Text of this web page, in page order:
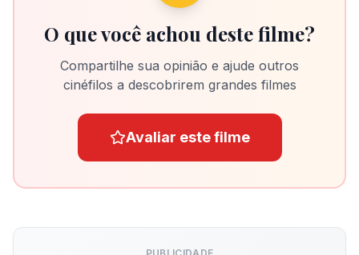
O que você achou deste filme?
Compartilhe sua opinião e ajude outros
cinéfilos a descobrirem grandes filmes
Avaliar este filme